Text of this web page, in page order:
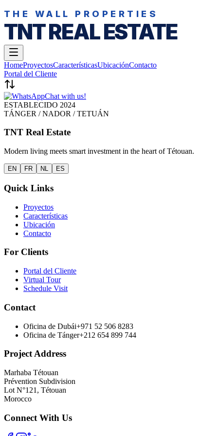
THE WALL PROPERTIES
TNT REAL ESTATE
HomeProyectosCaracterísticasUbicaciónContacto
Portal del Cliente
Chat with us!
ESTABLECIDO 2024
TÁNGER / NADOR / TETUÁN
TNT Real Estate
Modern living meets smart investment in the heart of Tétouan.
EN FR NL ES
Quick Links
Proyectos
Características
Ubicación
Contacto
For Clients
Portal del Cliente
Virtual Tour
Schedule Visit
Contact
Oficina de Dubái+971 52 506 8283
Oficina de Tánger+212 654 899 744
Project Address
Marhaba Tétouan
Prévention Subdivision
Lot N°121, Tétouan
Morocco
Connect With Us